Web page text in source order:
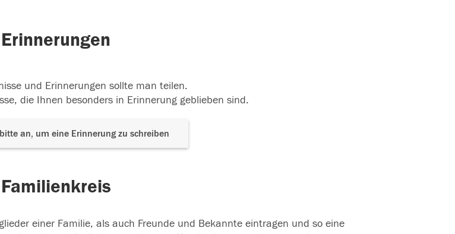
Erinnerungen
und Erinnerungen sollte man teilen.
die Ihnen besonders in Erinnerung geblieben sind.
an, um eine Erinnerung zu schreiben
Familienkreis
einer Familie, als auch Freunde und Bekannte eintragen und so eine